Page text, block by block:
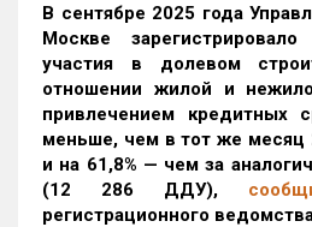
В сентябре 2025 года
Москве
участия в долевом
отношении жилой и
привлечением кредитных
меньше, чем в тот же
и на 61,8% — чем за
(12 286 ДДУ),
регистрационного